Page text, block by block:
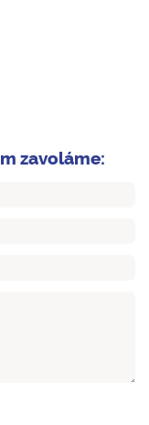
zavoláme: